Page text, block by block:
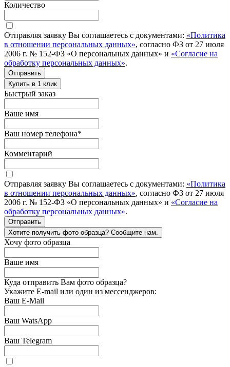
Количество
Отправляя заявку Вы соглашаетесь с документами: «Политика
в отношении персональных данных», согласно ФЗ от 27 июля
2006 г. № 152-ФЗ «О персональных данных» и «Согласие на
обработку персональных данных».
Отправить
Купить в 1 клик
Быстрый заказ
Ваше имя
Ваш номер телефона*
Комментарий
Отправляя заявку Вы соглашаетесь с документами: «Политика
в отношении персональных данных», согласно ФЗ от 27 июля
2006 г. № 152-ФЗ «О персональных данных» и «Согласие на
обработку персональных данных».
Отправить
Хотите получить фото образца? Сообщите нам.
Хочу фото образца
Ваше имя
Куда отправить Вам фото образца?
Укажите E-mail или один из мессенджеров:
Ваш E-Mail
Ваш WatsApp
Ваш Telegram